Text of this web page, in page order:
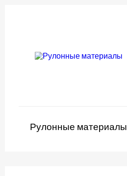
Рулонные материалы